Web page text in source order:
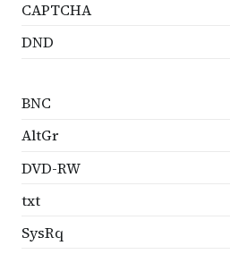
CAPTCHA
DND
BNC
AltGr
DVD-RW
txt
SysRq